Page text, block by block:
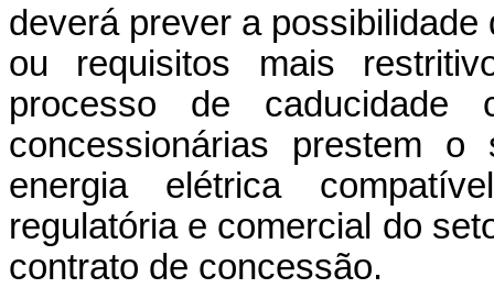
deverá prever a
ou requisitos mais
processo de
concessionárias prestem
energia elétrica
regulatória e comercial do
contrato de concessão.